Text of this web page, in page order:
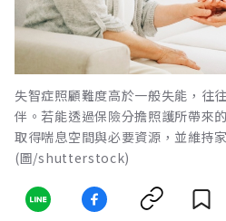
失智症照顧難度高於一般失能，往
伴。若能透過保險分擔照護所帶來
取得喘息空間與必要資源，並維持
(圖/shutterstock)